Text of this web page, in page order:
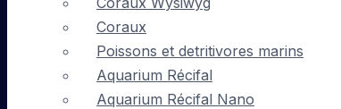
Coraux
Poissons et detritivores marins
Aquarium Récifal
Aquarium Récifal Nano